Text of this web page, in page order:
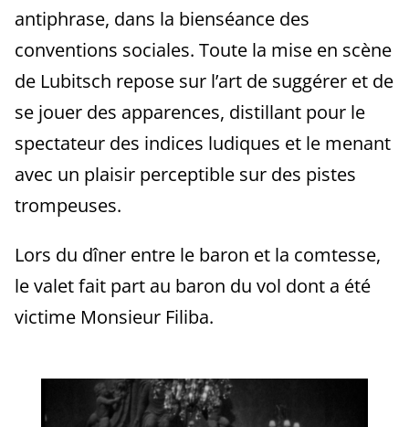
antiphrase, dans la bienséance des
conventions sociales. Toute la mise en scène
de Lubitsch repose sur l’art de suggérer et de
se jouer des apparences, distillant pour le
spectateur des indices ludiques et le menant
avec un plaisir perceptible sur des pistes
trompeuses.
Lors du dîner entre le baron et la comtesse,
le valet fait part au baron du vol dont a été
victime Monsieur Filiba.